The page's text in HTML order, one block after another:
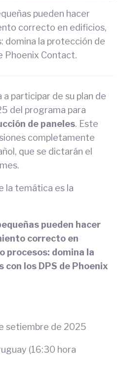
pueden hacer
correcto en edificios,
domina la protección de
Phoenix Contact.
participar de su plan de
del programa para
de paneles. Este
completamente
que se dictarán el
la temática es la
pueden hacer
correcto en
procesos: domina la
los DPS de Phoenix
setiembre de 2025
(16:30 hora